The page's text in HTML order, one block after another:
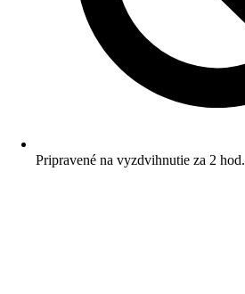
Pripravené na vyzdvihnutie za 2 hod.